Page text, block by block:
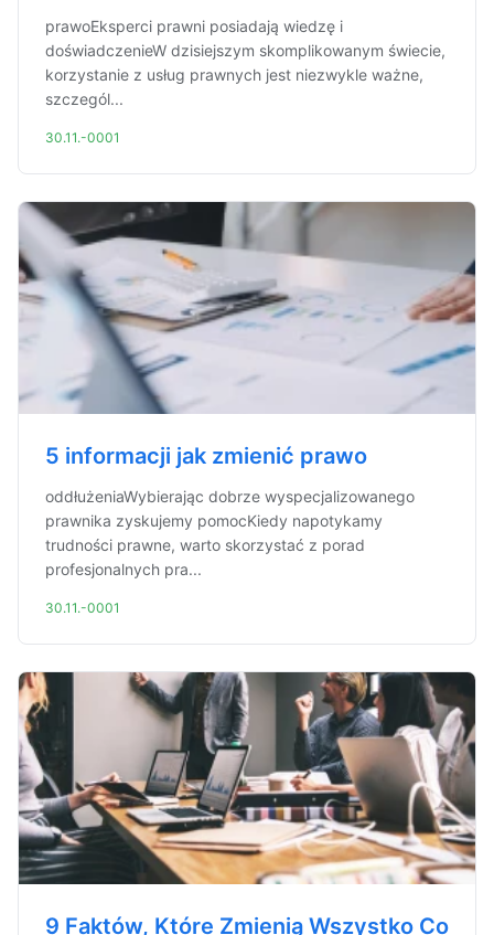
prawoEksperci prawni posiadają wiedzę i
doświadczenieW dzisiejszym skomplikowanym świecie,
korzystanie z usług prawnych jest niezwykle ważne,
szczegól...
30.11.-0001
5 informacji jak zmienić prawo
oddłużeniaWybierając dobrze wyspecjalizowanego
prawnika zyskujemy pomocKiedy napotykamy
trudności prawne, warto skorzystać z porad
profesjonalnych pra...
30.11.-0001
9 Faktów, Które Zmienią Wszystko Co